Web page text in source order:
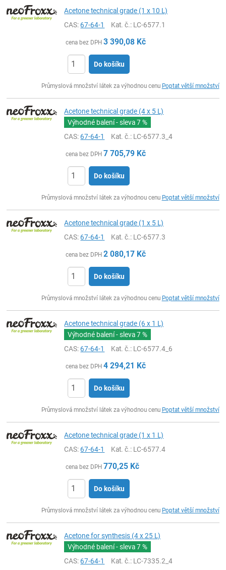
Acetone technical grade (1 x 10 L)
CAS:67-64-1 Kat. č.: LC-6577.1
cena bez DPH 3 390,08 Kč
Do košíku
Průmyslová množství látek za výhodnou cenu Poptat větší množství
Acetone technical grade (4 x 5 L)
Výhodné balení - sleva7 %
CAS:67-64-1 Kat. č.: LC-6577.3_4
cena bez DPH 7 705,79 Kč
Do košíku
Průmyslová množství látek za výhodnou cenu Poptat větší množství
Acetone technical grade (1 x 5 L)
CAS:67-64-1 Kat. č.: LC-6577.3
cena bez DPH 2 080,17 Kč
Do košíku
Průmyslová množství látek za výhodnou cenu Poptat větší množství
Acetone technical grade (6 x 1 L)
Výhodné balení - sleva7 %
CAS:67-64-1 Kat. č.: LC-6577.4_6
cena bez DPH 4 294,21 Kč
Do košíku
Průmyslová množství látek za výhodnou cenu Poptat větší množství
Acetone technical grade (1 x 1 L)
CAS:67-64-1 Kat. č.: LC-6577.4
cena bez DPH 770,25 Kč
Do košíku
Průmyslová množství látek za výhodnou cenu Poptat větší množství
Acetone for synthesis (4 x 25 L)
Výhodné balení - sleva7 %
CAS:67-64-1 Kat. č.: LC-7335.2_4